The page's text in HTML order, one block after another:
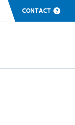
CONTACT